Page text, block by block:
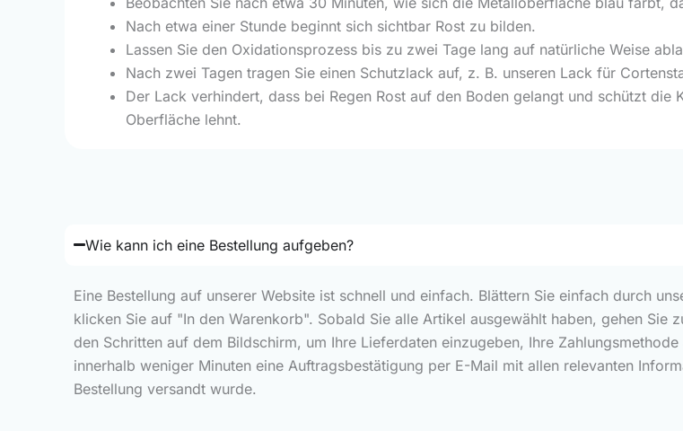
Nach etwa einer Stunde beginnt sich sichtbar Rost zu bilden.
Lassen Sie den Oxidationsprozess bis zu zwei Tage lang auf natürliche Weise
Nach zwei Tagen tragen Sie einen Schutzlack auf, z. B. unseren Lack für
Der Lack verhindert, dass bei Regen Rost auf den Boden gelangt und schützt
Oberfläche lehnt.
Wie kann ich eine Bestellung aufgeben?
Eine Bestellung auf unserer Website ist schnell und einfach. Blättern Sie einfach durch
klicken Sie auf "In den Warenkorb". Sobald Sie alle Artikel ausgewählt haben, gehen Sie
den Schritten auf dem Bildschirm, um Ihre Lieferdaten einzugeben, Ihre
innerhalb weniger Minuten eine Auftragsbestätigung per E-Mail mit allen relevanten
Bestellung versandt wurde.